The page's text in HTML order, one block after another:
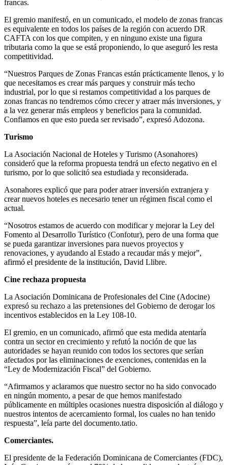
francas.
El gremio manifestó, en un comunicado, el modelo de zonas francas
es equivalente en todos los países de la región con acuerdo DR
CAFTA con los que compiten, y en ninguno existe una figura
tributaria como la que se está proponiendo, lo que aseguró les resta
competitividad.
“Nuestros Parques de Zonas Francas están prácticamente llenos, y lo
que necesitamos es crear más parques y construir más techo
industrial, por lo que si restamos competitividad a los parques de
zonas francas no tendremos cómo crecer y atraer más inversiones, y
a la vez generar más empleos y beneficios para la comunidad.
Confiamos en que esto pueda ser revisado”, expresó Adozona.
Turismo
La Asociación Nacional de Hoteles y Turismo (Asonahores)
consideró que la reforma propuesta tendrá un efecto negativo en el
turismo, por lo que solicitó sea estudiada y reconsiderada.
Asonahores explicó que para poder atraer inversión extranjera y
crear nuevos hoteles es necesario tener un régimen fiscal como el
actual.
“Nosotros estamos de acuerdo con modificar y mejorar la Ley del
Fomento al Desarrollo Turístico (Confotur), pero de una forma que
se pueda garantizar inversiones para nuevos proyectos y
renovaciones, y ayudando al Estado a recaudar más y mejor”,
afirmó el presidente de la institución, David Llibre.
Cine rechaza propuesta
La Asociación Dominicana de Profesionales del Cine (Adocine)
expresó su rechazo a las pretensiones del Gobierno de derogar los
incentivos establecidos en la Ley 108-10.
El gremio, en un comunicado, afirmó que esta medida atentaría
contra un sector en crecimiento y refutó la noción de que las
autoridades se hayan reunido con todos los sectores que serían
afectados por las eliminaciones de exenciones, contenidas en la
“Ley de Modernización Fiscal” del Gobierno.
“Afirmamos y aclaramos que nuestro sector no ha sido convocado
en ningún momento, a pesar de que hemos manifestado
públicamente en múltiples ocasiones nuestra disposición al diálogo y
nuestros intentos de acercamiento formal, los cuales no han tenido
respuesta”, leía parte del documento.tatio.
Comerciantes.
El presidente de la Federación Dominicana de Comerciantes (FDC),